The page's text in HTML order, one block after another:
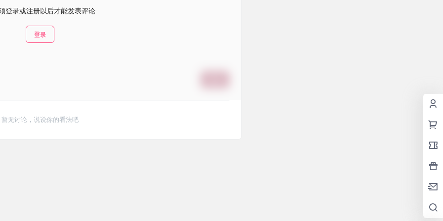
登录或注册以后才能发表评论
登录
暂无讨论，说说你的看法吧